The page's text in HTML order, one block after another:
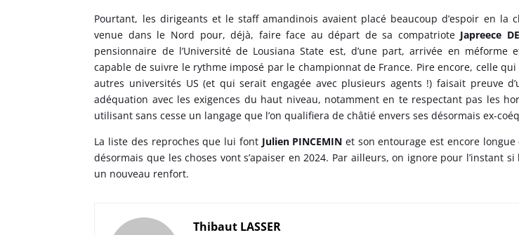
Pourtant, les dirigeants et le staff amandinois avaient placé beaucoup d’espoir en la
venue dans le Nord pour, déjà, faire face au départ de sa compatriote Japreece
pensionnaire de l’Université de Lousiana State est, d’une part, arrivée en méforme
capable de suivre le rythme imposé par le championnat de France. Pire encore, celle
autres universités US (et qui serait engagée avec plusieurs agents !) faisait preuve
adéquation avec les exigences du haut niveau, notamment en te respectant pas les
utilisant sans cesse un langage que l’on qualifiera de châtié envers ses désormais ex-
La liste des reproches que lui font Julien PINCEMIN et son entourage est encore longue
désormais que les choses vont s’apaiser en 2024. Par ailleurs, on ignore pour l’instant
un nouveau renfort.
Thibaut LASSER